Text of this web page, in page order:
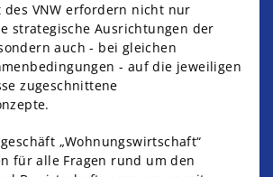
des VNW erfordern nicht nur
strategische Ausrichtungen der
auch - bei gleichen
- auf die jeweiligen
zugeschnittene
„Wohnungswirtschaft“
für alle Fragen rund um den